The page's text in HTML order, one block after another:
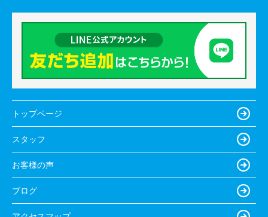
トップページ
スタッフ
お客様の声
ブログ